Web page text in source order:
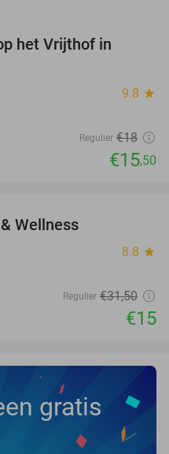
het Vrijthof in
9.8 star
Regulier €18
€15,50
Wellness
8.8 star
Regulier €31,50
€15
gratis